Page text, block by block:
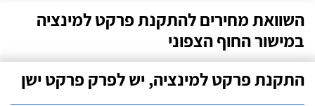
השוואת מחירים להתקנת פרקט למינציה
במישור החוף הצפוני
התקנת פרקט למינציה, יש לפרק פרקט ישן